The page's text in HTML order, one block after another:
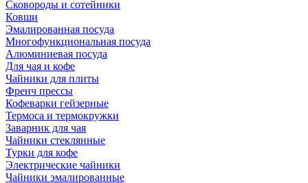
Сковороды и сотейники
Ковши
Эмалированная посуда
Многофункциональная посуда
Алюминиевая посуда
Для чая и кофе
Чайники для плиты
Френч прессы
Кофеварки гейзерные
Термоса и термокружки
Заварник для чая
Чайники стеклянные
Турки для кофе
Электрические чайники
Чайники эмалированные